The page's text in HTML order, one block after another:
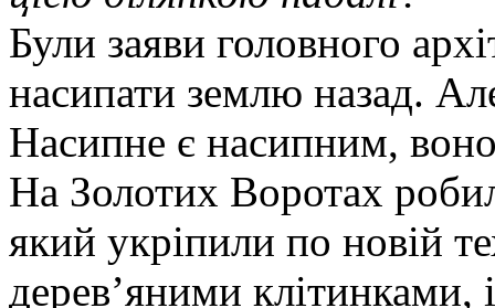
Були заяви головного
насипати землю назад.
Насипне є насипним,
На Золотих Воротах
який укріпили по новій
дерев’яними клітинками,